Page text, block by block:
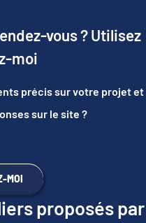
vous ? Utilisez
moi
précis sur votre projet et
sur le site ?
MOI
proposés par